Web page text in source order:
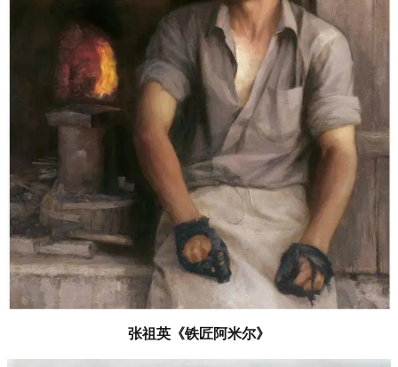
张祖英《铁匠阿米尔》